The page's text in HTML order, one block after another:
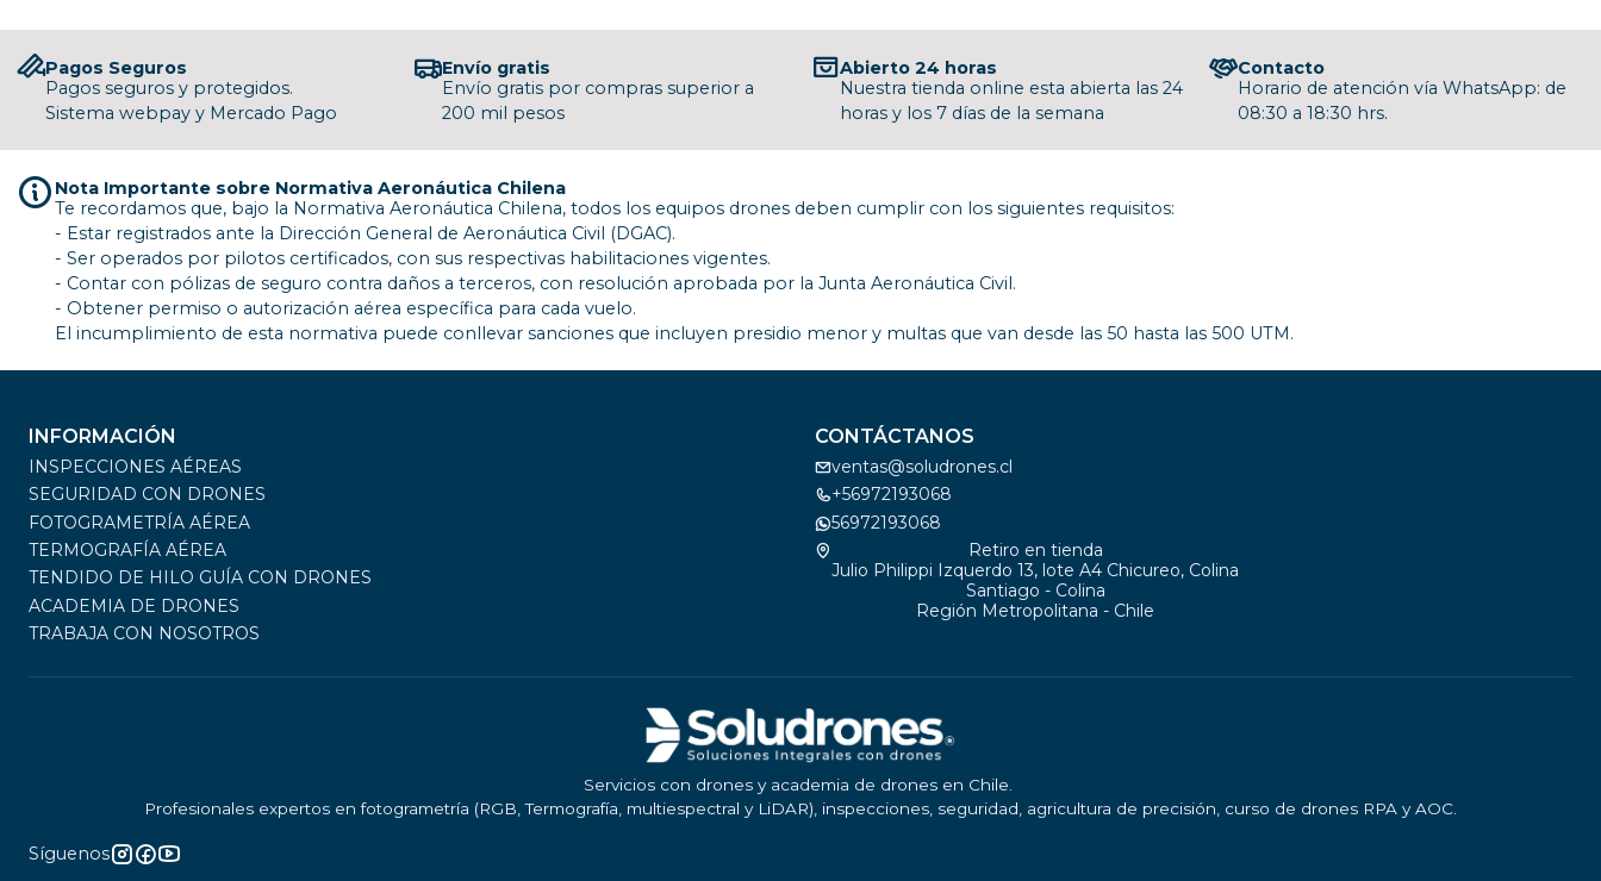
Pagos Seguros
Pagos seguros y protegidos.
Sistema webpay y Mercado Pago
Envío gratis
Envío gratis por compras superior a
200 mil pesos
Abierto 24 horas
Nuestra tienda online esta abierta las 24
horas y los 7 días de la semana
Contacto
Horario de atención vía WhatsApp: de
08:30 a 18:30 hrs.
Nota Importante sobre Normativa Aeronáutica Chilena
Te recordamos que, bajo la Normativa Aeronáutica Chilena, todos los equipos drones deben cumplir con los siguientes requisitos:
- Estar registrados ante la Dirección General de Aeronáutica Civil (DGAC).
- Ser operados por pilotos certificados, con sus respectivas habilitaciones vigentes.
- Contar con pólizas de seguro contra daños a terceros, con resolución aprobada por la Junta Aeronáutica Civil.
- Obtener permiso o autorización aérea específica para cada vuelo.
El incumplimiento de esta normativa puede conllevar sanciones que incluyen presidio menor y multas que van desde las 50 hasta las 500 UTM.
INFORMACIÓN
INSPECCIONES AÉREAS
SEGURIDAD CON DRONES
FOTOGRAMETRÍA AÉREA
TERMOGRAFÍA AÉREA
TENDIDO DE HILO GUÍA CON DRONES
ACADEMIA DE DRONES
TRABAJA CON NOSOTROS
CONTÁCTANOS
ventas@soludrones.cl
+56972193068
56972193068
Retiro en tienda
Julio Philippi Izquerdo 13, lote A4 Chicureo, Colina
Santiago - Colina
Región Metropolitana - Chile
Servicios con drones y academia de drones en Chile.
Profesionales expertos en fotogrametría (RGB, Termografía, multiespectral y LiDAR), inspecciones, seguridad, agricultura de precisión, curso de drones RPA y AOC.
Síguenos